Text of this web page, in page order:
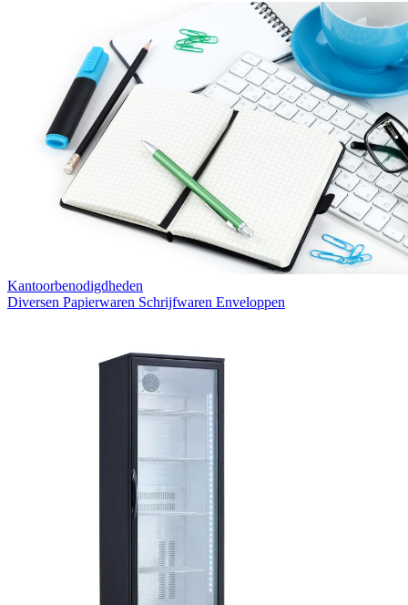
Kantoorbenodigdheden
Diversen Papierwaren Schrijfwaren Enveloppen